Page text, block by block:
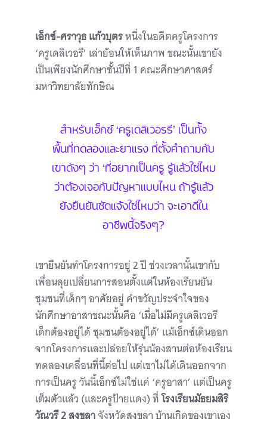
เอ็กซ์-ศราวุธ แก้วบุตรหนึ่งในอดีตครูโครงการ
‘ครูเดลิเวอรี’ เล่าย้อนให้เห็นภาพ ขณะนั้นเขายัง
เป็นเพียงนักศึกษาชั้นปีที่ 1 คณะศึกษาศาสตร์
มหาวิทยาลัยทักษิณ
สำหรับเอ็กซ์ ‘ครูเดลิเวอรรี’ เป็นทั้ง
พื้นที่ทดลองและยาแรง ที่ตั้งคำถามกับ
เขาดังๆ ว่า ‘ที่อยากเป็นครู รู้แล้วใช่ไหม
ว่าต้องเจอกับปัญหาแบบไหน ถ้ารู้แล้ว
ยังยืนยันชัดแจ้งใช่ไหมว่า จะเอาดีใน
อาชีพนี้จริงๆ?
เขายืนยันทำโครงการอยู่ 2 ปี ช่วงเวลานั้นเขากับ
เพื่อนลุยเปลี่ยนการสอนตั้งแต่ในห้องเรียนยัน
ชุมชนที่เด็กๆ อาศัยอยู่ คำขวัญประจำใจของ
นักศึกษาอาสาขณะนั้นคือ ‘เมื่อไม่มีครูเดลิเวอรี
เด็กต้องอยู่ได้ ชุมชนต้องอยู่ได้’ แม้เอ็กซ์เดินออก
จากโครงการและปล่อยให้รุ่นน้องสานต่อห้องเรียน
ทดลองเคลื่อนที่นี้ต่อไป แต่เขาไม่ได้เดินออกจาก
การเป็นครู วันนี้เอ็กซ์ไม่ใช่แค่ ‘ครูอาสา’ แต่เป็นครู
เต็มตัวแล้ว (และครูป้ายแดง) ที่โรงเรียนมัธยมสิริ
วัณวรี 2 สงขลาจังหวัดสงขลา บ้านเกิดของเขาเอง